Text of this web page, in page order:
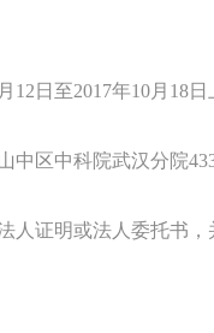
月 12 日至2017年10月 18日
中区中科院武汉分院
人证明或法人委托书